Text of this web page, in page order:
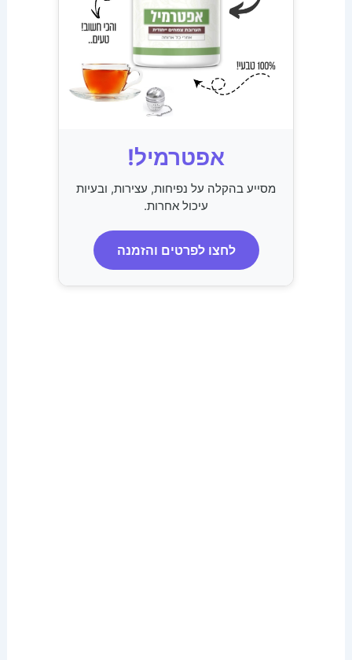
אפטרמיל!
מסייע בהקלה על נפיחות, עצירות, ובעיות
עיכול אחרות.
לחצו לפרטים והזמנה